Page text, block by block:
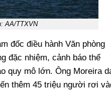
AA/TTXVN
đốc điều hành Văn phòng
đặc nhiệm, cảnh báo thế
quy mô lớn. Ông Moreira
thêm 45 triệu người rơi